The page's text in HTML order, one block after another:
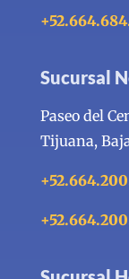
Sucursal
Paseo del
Tijuana,